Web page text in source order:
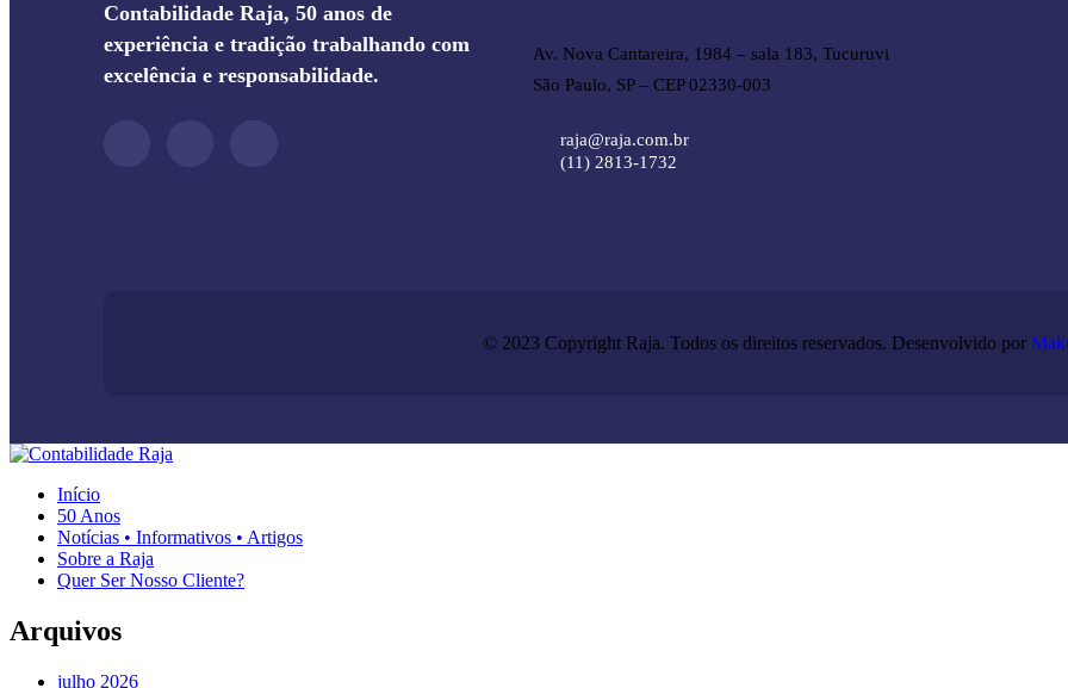
Contabilidade Raja, 50 anos de
experiência e tradição trabalhando com
excelência e responsabilidade.
Av. Nova Cantareira, 1984 – sala 183, Tucuruvi
São Paulo, SP – CEP 02330-003
raja@raja.com.br
(11) 2813-1732
© 2023 Copyright Raja. Todos os direitos reservados. Desenvolvido por
Início
50 Anos
Notícias • Informativos • Artigos
Sobre a Raja
Quer Ser Nosso Cliente?
Arquivos
julho 2026